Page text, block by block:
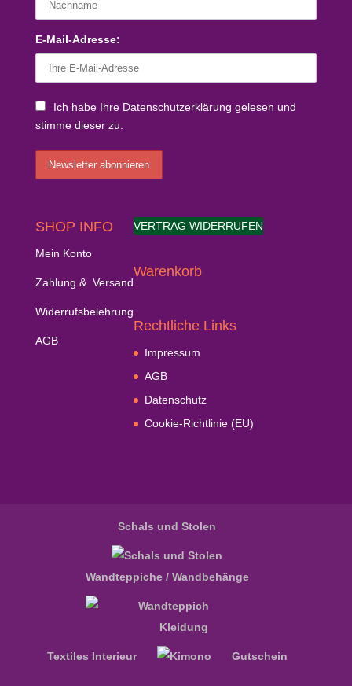
E-Mail-Adresse:
Ich habe Ihre Datenschutzerklärung gelesen und
stimme dieser zu.
SHOP INFO
Mein Konto
Zahlung & Versand
Widerrufsbelehrung
AGB
VERTRAG WIDERRUFEN
Warenkorb
Rechtliche Links
Impressum
AGB
Datenschutz
Cookie-Richtlinie (EU)
Schals und Stolen
Wandteppiche / Wandbehänge
Textiles Interieur
Kleidung
Gutschein